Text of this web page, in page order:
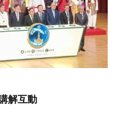
解互動